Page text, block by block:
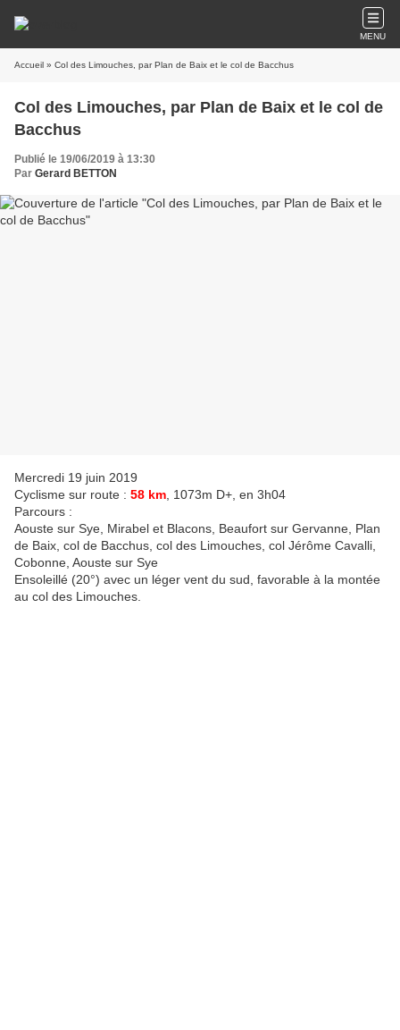
MENU
Accueil » Col des Limouches, par Plan de Baix et le col de Bacchus
Col des Limouches, par Plan de Baix et le col de
Bacchus
Publié le 19/06/2019 à 13:30
Par Gerard BETTON
Mercredi 19 juin 2019
Cyclisme sur route : 58 km , 1073m D+, en 3h04
Parcours :
Aouste sur Sye, Mirabel et Blacons, Beaufort sur Gervanne, Plan
de Baix, col de Bacchus, col des Limouches, col Jérôme Cavalli,
Cobonne, Aouste sur Sye
Ensoleillé (20°) avec un léger vent du sud, favorable à la montée
au col des Limouches.